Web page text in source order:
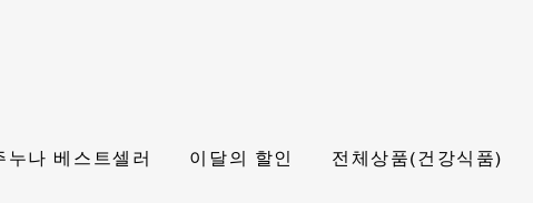
누나 베스트셀러 이달의 할인 전체상품(건강식품)